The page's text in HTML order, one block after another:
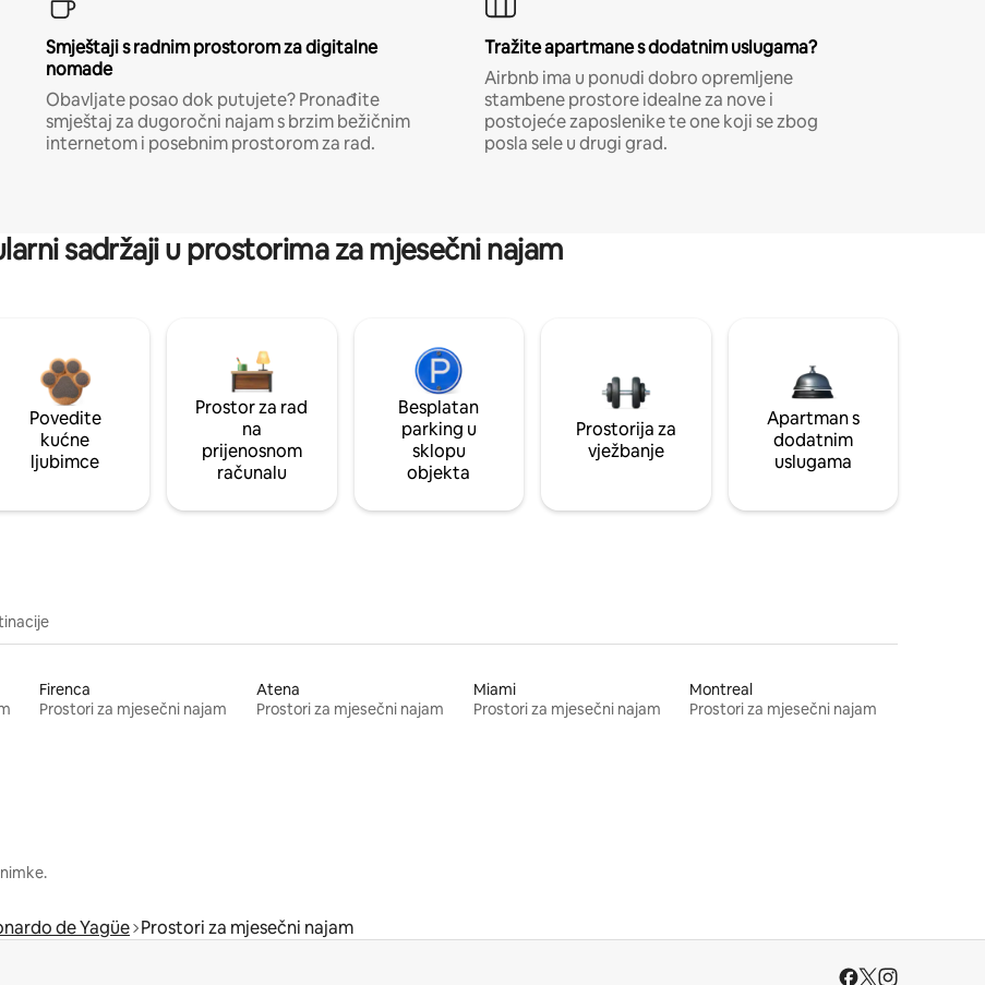
Smještaji s radnim prostorom za digitalne
nomade
Obavljate posao dok putujete? Pronađite
smještaj za dugoročni najam s brzim bežičnim
internetom i posebnim prostorom za rad.
Tražite apartmane s dodatnim uslugama?
Airbnb ima u ponudi dobro opremljene
stambene prostore idealne za nove i
postojeće zaposlenike te one koji se zbog
posla sele u drugi grad.
sadržaji u prostorima za mjesečni najam
Povedite
kućne
ljubimce
Prostor za rad
na
prijenosnom
računalu
Besplatan
parking u
sklopu
objekta
Prostorija za
vježbanje
Apartman s
dodatnim
uslugama
Firenca
Prostori za mjesečni najam
Atena
Prostori za mjesečni najam
Miami
Prostori za mjesečni najam
Montreal
Prostori za mjesečni najam
de Yagüe Prostori za mjesečni najam